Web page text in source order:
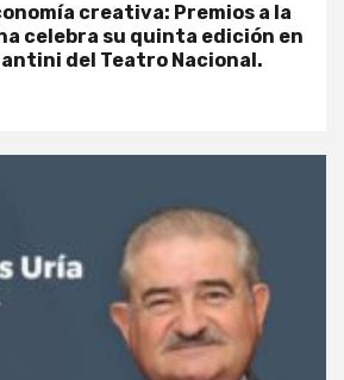
creativa: Premios a la
celebra su quinta edición en
del Teatro Nacional.